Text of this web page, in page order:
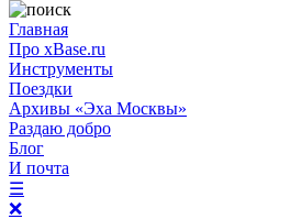
Главная
Про xBase.ru
Инструменты
Поездки
Архивы «Эха Москвы»
Раздаю добро
Блог
И почта
☰
❌